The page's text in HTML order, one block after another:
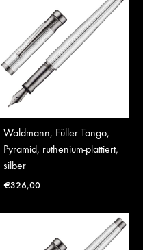
Waldmann, Füller Tango,
Pyramid, ruthenium-plattiert,
silber
€326,00